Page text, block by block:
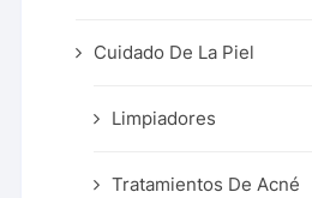
Cuidado De La Piel
Limpiadores
Tratamientos De Acné